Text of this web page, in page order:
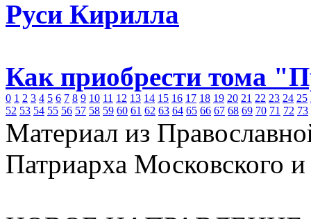
Руси Кирилла
Как приобрести тома
0 1 2 3 4 5 6 7 8 9 10 11 12 13 14 15 16 17 18 19 20 21 22 23 24 25
52 53 54 55 56 57 58 59 60 61 62 63 64 65 66 67 68 69 70 71 72 73
Материал из
Патриарха Московского